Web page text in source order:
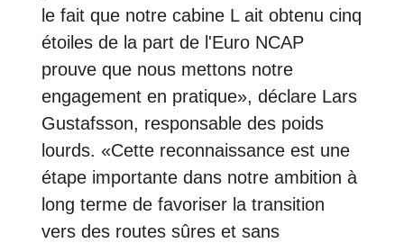
le fait que notre cabine L ait obtenu cinq
étoiles de la part de l'Euro NCAP
prouve que nous mettons notre
engagement en pratique», déclare Lars
Gustafsson, responsable des poids
lourds. «Cette reconnaissance est une
étape importante dans notre ambition à
long terme de favoriser la transition
vers des routes sûres et sans